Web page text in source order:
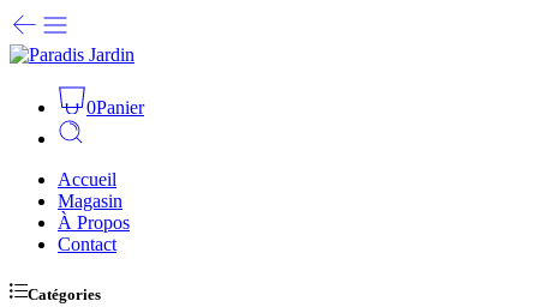
0Panier
Accueil
Magasin
À Propos
Contact
Catégories